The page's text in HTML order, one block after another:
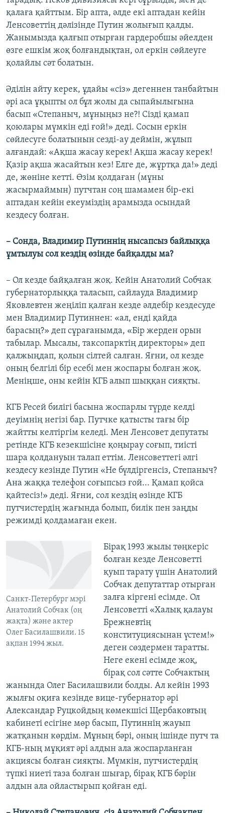
қалаға қайттым. Бір апта, әлде екі аптадан кейін
Ленсоветтің дәлізінде Путин жолығып қалды.
Жанымызда қалғып отырған гардеробшы әйелден
өзге ешкім жоқ болғандықтан, ол еркін сөйлеуге
қолайлы сәт болатын.
Әділін айту керек, ұдайы «сіз» дегеннен танбайтын
әрі аса ұқыпты ол бұл жолы да сыпайылығына
басып «Степаныч, мұныңыз не?! Сізді қамап
қоюлары мүмкін еді ғой!» деді. Сосын еркін
сөйлесуге болатынын сезді-ау деймін, жұлып
алғандай: «Ақша жасау керек! Ақша жасау керек!
Қазір ақша жасайтын кез! Елге де, жұртқа да!» деді
де, жөніне кетті. Өзім қолдаған (мұны
жасырмаймын) путчтан соң шамамен бір-екі
аптадан кейін екеуміздің арамызда осындай
кездесу болған.
– Сонда, Владимир Путиннің нысапсыз байлыққа
ұмтылуы сол кездің өзінде байқалды ма?
– Ол кезде байқалған жоқ. Кейін Анатолий Собчак
губернаторлыққа таласып, сайлауда Владимир
Яковлевтен жеңіліп қалған кезде әлдебір кездесуде
мен Владимир Путиннен: «ал, енді қайда
барасың?» деп сұрағанымда, «Бір жерден орын
табылар. Мысалы, таксопарктің директоры» деп
қалжыңдап, қолын сілтей салған. Яғни, ол кезде
оның белгілі бір есебі мен жоспары болған жоқ.
Меніңше, оны кейін КГБ алып шыққан сияқты.
КГБ Ресей билігі басына жоспарлы түрде келді
деуімнің негізі бар. Путчке қатысты тағы бір
жайтты келтіргім келеді. Мен Ленсовет депутаты
ретінде КГБ кезекшісіне қоңырау соғып, тиісті
шара қолдануын талап еттім. Ленсоветтегі әлгі
кездесу кезінде Путин «Не бүлдіргенсіз, Степаныч?
Ана жаққа телефон соғыпсыз ғой... Қамап қойса
қайтесіз!» деді. Яғни, сол кездің өзінде КГБ
путчистердің жағында болып, билік пен заңды
режимді қолдамаған екен.
Санкт-Петербург мэрі
Анатолий Собчак (оң
жақта) және актер
Олег Басилашвили. 15
ақпан 1994 жыл.
Бірақ 1993 жылы төңкеріс
болған кезде Ленсоветті
қуып тарату үшін Анатолий
Собчак депутаттар отырған
залға кіргені есімде. Ол
Ленсоветті «Халық қалауы
Брежневтің
конституциясынан үстем!»
деген сөздермен таратты.
Неге екені есімде жоқ,
бірақ сол сәтте Собчактың
жанында Олег Басилашвили болды. Ал кейін 1993
жылғы оқиға кезінде вице-губернатор әрі
Александар Руцкойдың көмекшісі Щербаковтың
кабинеті есігіне мөр басып, Путиннің жауып
жатқанын көрдім. Мұның бәрі, оның ішінде путч та
КГБ-ның мұқият әрі алдын ала жоспарланған
акциясы болған сияқты. Мүмкін, путчистердің
түпкі ниеті таза болған шығар, бірақ КГБ бәрін
алдын ала ойластырып қойған еді.